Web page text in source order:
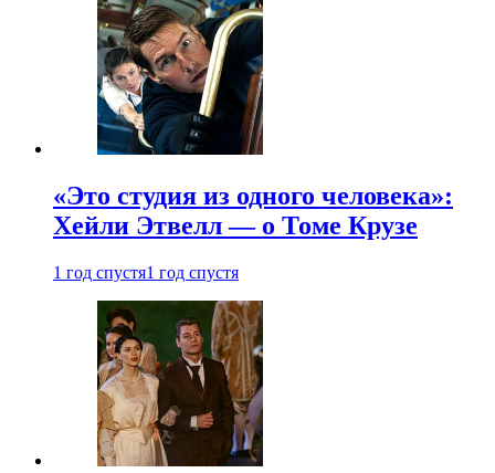
«Это студия из одного человека»:
Хейли Этвелл — о Томе Крузе
1 год спустя1 год спустя